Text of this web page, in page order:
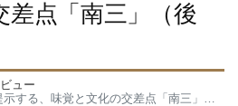
差点「南三」（後
ュー
る、味覚と文化の交差点「南三」（後編）